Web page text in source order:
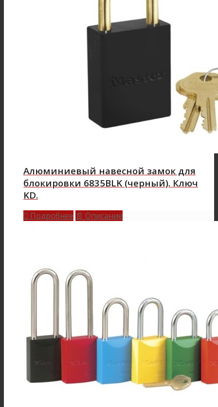
Алюминиевый навесной замок для
блокировки 6835BLK (черный). Ключ
KD.
 Подробнее 📄 Описание